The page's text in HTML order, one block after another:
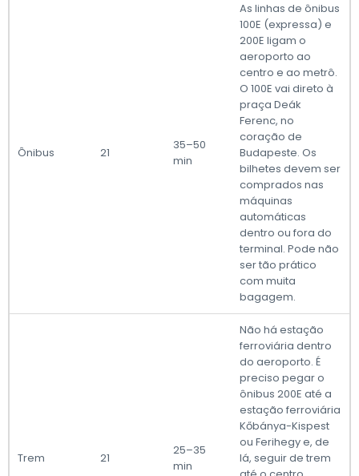
Ônibus 21
35–50
min
As linhas de ônibus
100E (expressa) e
200E ligam o
aeroporto ao
centro e ao metrô.
O 100E vai direto à
praça Deák
Ferenc, no
coração de
Budapeste. Os
bilhetes devem ser
comprados nas
máquinas
automáticas
dentro ou fora do
terminal. Pode não
ser tão prático
com muita
bagagem.
Trem 21
25–35
min
Não há estação
ferroviária dentro
do aeroporto. É
preciso pegar o
ônibus 200E até a
estação ferroviária
Kőbánya-Kispest
ou Ferihegy e, de
lá, seguir de trem